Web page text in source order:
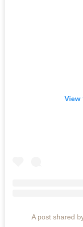
View
A post shared